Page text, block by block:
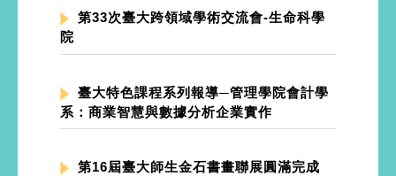
第33次臺大跨領域學術交流會-生命科學
院
臺大特色課程系列報導─管理學院會計學
系：商業智慧與數據分析企業實作
第16屆臺大師生金石書畫聯展圓滿完成